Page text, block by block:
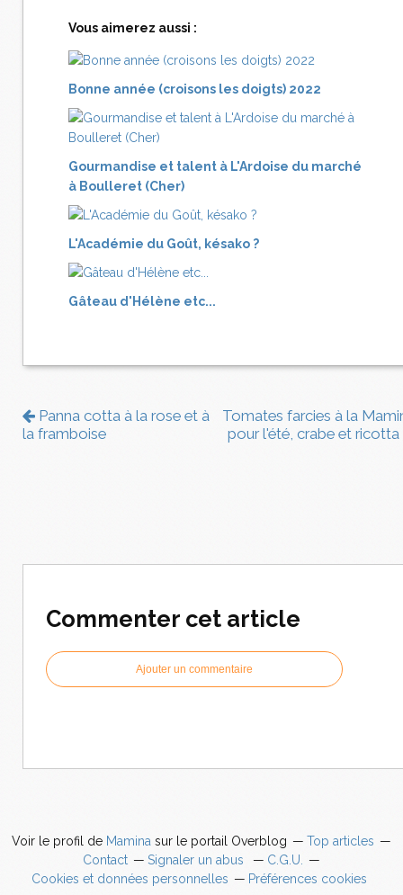
Vous aimerez aussi :
Bonne année (croisons les doigts) 2022
Gourmandise et talent à L'Ardoise du marché
à Boulleret (Cher)
L'Académie du Goût, késako ?
Gâteau d'Hélène etc...
Panna cotta à la rose et à
la framboise
Tomates farcies à la
pour l'été, crabe et ricotta
Commenter cet article
Ajouter un commentaire
Voir le profil de Mamina sur le portail Overblog
Top articles
Contact
Signaler un abus
C.G.U.
Cookies et données personnelles
Préférences cookies